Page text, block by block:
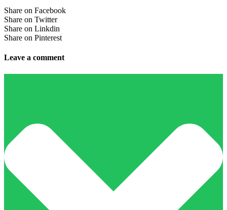
Share on Facebook
Share on Twitter
Share on Linkdin
Share on Pinterest
Leave a comment